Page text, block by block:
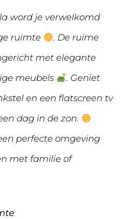
word je verwelkomd
ruimte
. De ruime
met elegante
meubels
. Geniet
en een flatscreen tv
dag in de zon.
perfecte omgeving
met familie of